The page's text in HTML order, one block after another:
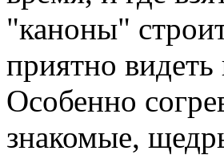
"каноны"
приятно
Особенно
знакомые,